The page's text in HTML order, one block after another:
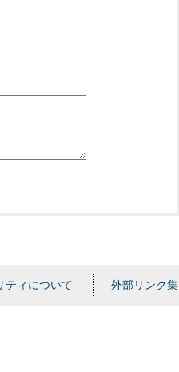
ティについて 外部リンク集